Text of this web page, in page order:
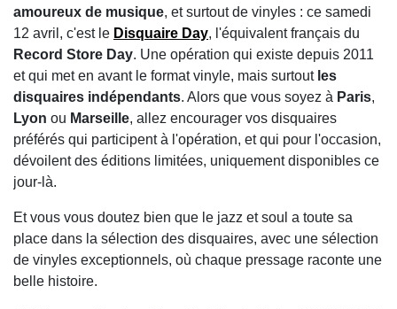
amoureux de musique, et surtout de vinyles : ce samedi
12 avril, c'est le Disquaire Day, l'équivalent français du
Record Store Day. Une opération qui existe depuis 2011
et qui met en avant le format vinyle, mais surtout les
disquaires indépendants. Alors que vous soyez à Paris,
Lyon ou Marseille, allez encourager vos disquaires
préférés qui participent à l'opération, et qui pour l'occasion,
dévoilent des éditions limitées, uniquement disponibles ce
jour-là.
Et vous vous doutez bien que le jazz et soul a toute sa
place dans la sélection des disquaires, avec une sélection
de vinyles exceptionnels, où chaque pressage raconte une
belle histoire.